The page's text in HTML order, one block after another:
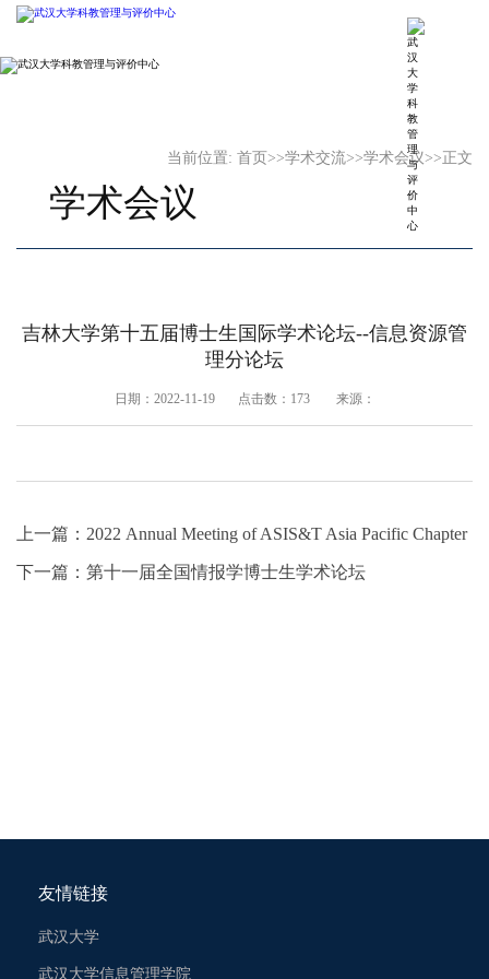
当前位置: 首页 >>学术交流>>学术会议>> 正文
学术会议
吉林大学第十五届博士生国际学术论坛--信息资源管
理分论坛
日期：2022-11-19 点击数： 173来源：
上一篇： 2022 Annual Meeting of ASIS&T Asia Pacific Chapter
下一篇： 第十一届全国情报学博士生学术论坛
友情链接
武汉大学
武汉大学信息管理学院